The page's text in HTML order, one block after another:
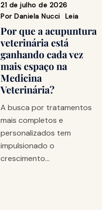
21 de julho de 2026
Por Daniela Nucci Leia
Por que a acupuntura
veterinária está
ganhando cada vez
mais espaço na
Medicina
Veterinária?
A busca por tratamentos
mais completos e
personalizados tem
impulsionado o
crescimento…